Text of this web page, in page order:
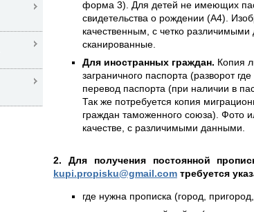
форма 3). Для детей не имеющих
свидетельства о рождении (А4).
качественным, с четко
сканированные.
Для иностранных граждан. Копия
заграничного паспорта (разворот
перевод паспорта (при наличии в
Так же потребуется копия
граждан таможенного союза). Фото
качестве, с различимыми данными.
2. Для получения постоянной
kupi.propisku@gmail.com требуется
где нужна прописка (город,